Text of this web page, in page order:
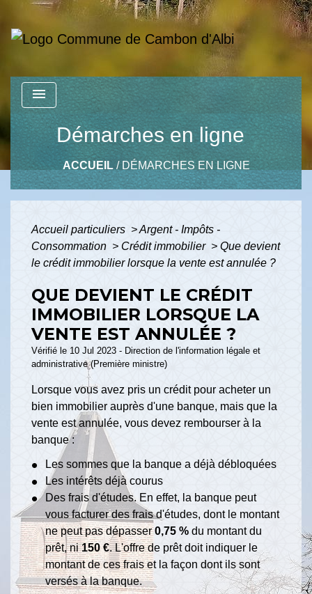
menu
Démarches en ligne
ACCUEIL/ DÉMARCHES EN LIGNE
Accueil particuliers >Argent - Impôts -
Consommation > Crédit immobilier > Que devient
le crédit immobilier lorsque la vente est annulée ?
QUE DEVIENT LE CRÉDIT
IMMOBILIER LORSQUE LA
VENTE EST ANNULÉE ?
Vérifié le 10 Jul 2023 - Direction de l'information légale et
administrative (Première ministre)
Lorsque vous avez pris un crédit pour acheter un
bien immobilier auprès d'une banque, mais que la
vente est annulée, vous devez rembourser à la
banque :
Les sommes que la banque a déjà débloquées
Les intérêts déjà courus
Des frais d'études. En effet, la banque peut
vous facturer des frais d'études, dont le montant
ne peut pas dépasser0,75 % du montant du
prêt, ni150 €. L'offre de prêt doit indiquer le
montant de ces frais et la façon dont ils sont
versés à la banque.